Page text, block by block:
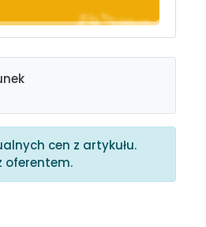
cen z artykułu.
oferentem.